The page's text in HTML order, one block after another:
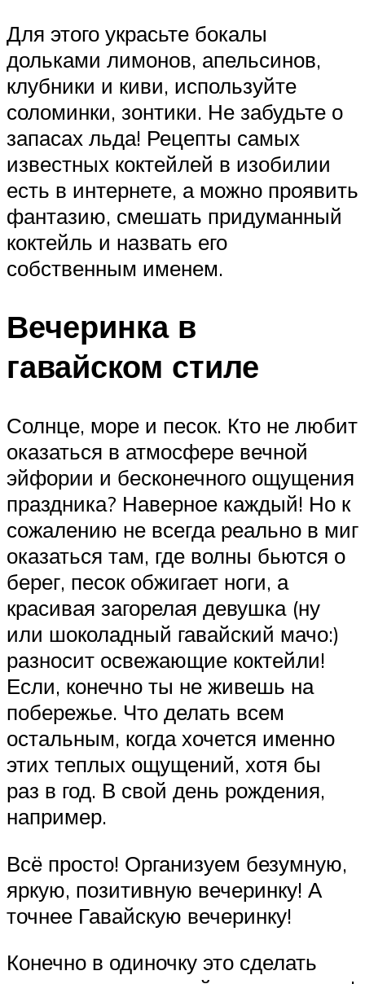
Для этого украсьте бокалы
дольками лимонов, апельсинов,
клубники и киви, используйте
соломинки, зонтики. Не забудьте о
запасах льда! Рецепты самых
известных коктейлей в изобилии
есть в интернете, а можно проявить
фантазию, смешать придуманный
коктейль и назвать его
собственным именем.
Вечеринка в
гавайском стиле
Солнце, море и песок. Кто не любит
оказаться в атмосфере вечной
эйфории и бесконечного ощущения
праздника? Наверное каждый! Но к
сожалению не всегда реально в миг
оказаться там, где волны бьются о
берег, песок обжигает ноги, а
красивая загорелая девушка (ну
или шоколадный гавайский мачо:)
разносит освежающие коктейли!
Если, конечно ты не живешь на
побережье. Что делать всем
остальным, когда хочется именно
этих теплых ощущений, хотя бы
раз в год. В свой день рождения,
например.
Всё просто! Организуем безумную,
яркую, позитивную вечеринку! А
точнее Гавайскую вечеринку!
Конечно в одиночку это сделать